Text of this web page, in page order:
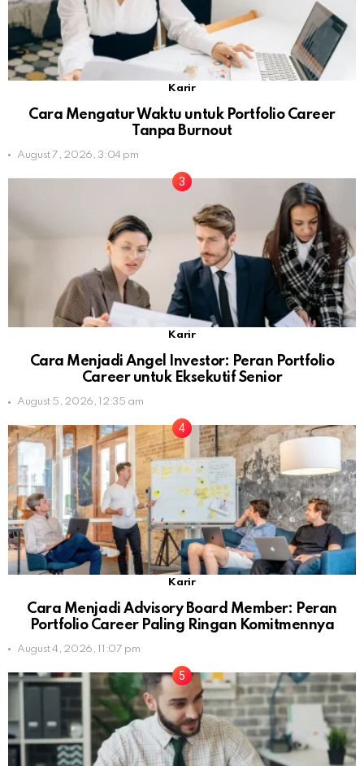
Karir
Cara Mengatur Waktu untuk Portfolio Career
Tanpa Burnout
August 7, 2026, 3:04 pm
Karir
Cara Menjadi Angel Investor: Peran Portfolio
Career untuk Eksekutif Senior
August 5, 2026, 12:35 am
Karir
Cara Menjadi Advisory Board Member: Peran
Portfolio Career Paling Ringan Komitmennya
August 4, 2026, 11:07 pm